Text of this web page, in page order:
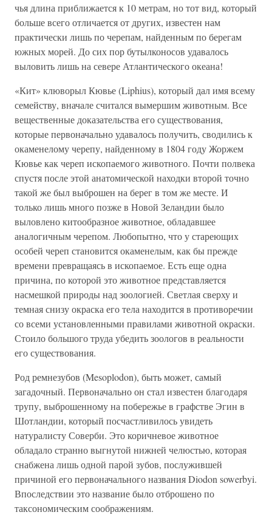
чья длина приближается к 10 метрам, но тот вид, который
больше всего отличается от других, известен нам
практически лишь по черепам, найденным по берегам
южных морей. До сих пор бутылконосов удавалось
выловить лишь на севере Атлантического океана!
«Кит» клюворыл Кювье (Liphius), который дал имя всему
семейству, вначале считался вымершим животным. Все
вещественные доказательства его существования,
которые первоначально удавалось получить, сводились к
окаменелому черепу, найденному в 1804 году Жоржем
Кювье как череп ископаемого животного. Почти полвека
спустя после этой анатомической находки второй точно
такой же был выброшен на берег в том же месте. И
только лишь много позже в Новой Зеландии было
выловлено китообразное животное, обладавшее
аналогичным черепом. Любопытно, что у стареющих
особей череп становится окаменелым, как бы прежде
времени превращаясь в ископаемое. Есть еще одна
причина, по которой это животное представляется
насмешкой природы над зоологией. Светлая сверху и
темная снизу окраска его тела находится в противоречии
со всеми установленными правилами животной окраски.
Стоило большого труда убедить зоологов в реальности
его существования.
Род ремнезубов (Mesoplodon), быть может, самый
загадочный. Первоначально он стал известен благодаря
трупу, выброшенному на побережье в графстве Эгин в
Шотландии, который посчастливилось увидеть
натуралисту Соверби. Это коричневое животное
обладало странно выгнутой нижней челюстью, которая
снабжена лишь одной парой зубов, послужившей
причиной его первоначального названия Diodon sowerbyi.
Впоследствии это название было отброшено по
таксономическим соображениям.